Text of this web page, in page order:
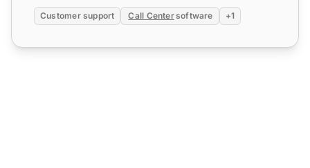
Customer support Call Centersoftware +1